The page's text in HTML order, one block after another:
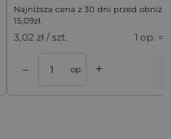
Najniższa cena z 30 dni przed
15,09zł.
3,02 zł / szt. 1 op. =
– op. +